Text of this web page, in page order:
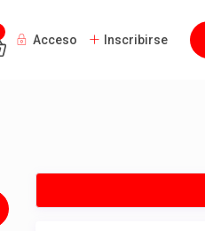
Acceso Inscribirse